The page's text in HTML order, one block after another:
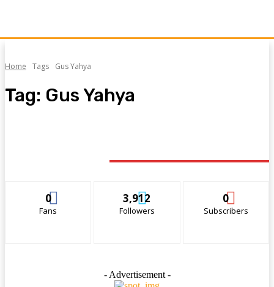
Home Tags Gus Yahya
Tag: Gus Yahya
0
Fans
3,912
Followers
0
Subscribers
- Advertisement -